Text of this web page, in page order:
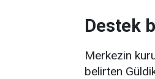
Destek
Merkezin
belirten